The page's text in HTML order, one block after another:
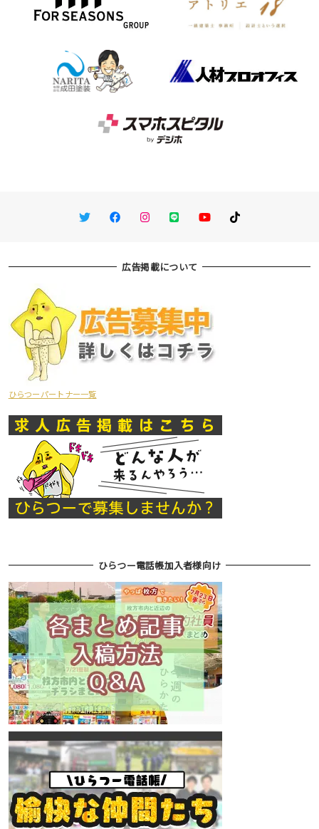
TwitterFacebookInstagram
LINE You TubeTikTok
広告掲載について
ひらつーパートナー一覧
ひらつー電話帳加入者様向け